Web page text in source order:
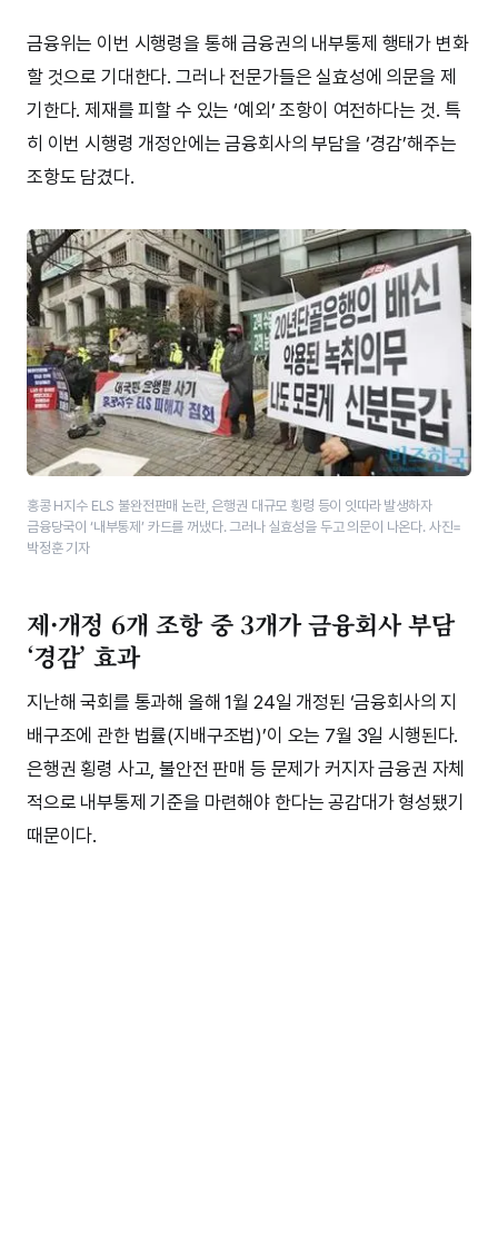
금융위는 이번 시행령을 통해 금융권의 내부통제 행태가 변화
할 것으로 기대한다. 그러나 전문가들은 실효성에 의문을 제
기한다. 제재를 피할 수 있는 ‘예외’ 조항이 여전하다는 것. 특
히 이번 시행령 개정안에는 금융회사의 부담을 ‘경감’해주는
조항도 담겼다.
홍콩 H지수 ELS 불완전판매 논란, 은행권 대규모 횡령 등이 잇따라 발생하자
금융당국이 ‘내부통제’ 카드를 꺼냈다.​ 그러나 실효성을 두고 의문이 나온다. 사진=
박정훈 기자
제·개정 6개 조항 중 3개가 금융회사 부담
‘경감’ 효과
지난해 국회를 통과해 올해 1월 24일 개정된 ‘금융회사의 지
배구조에 관한 법률(지배구조법)’이 오는 7월 3일 시행된다.
은행권 횡령 사고, 불안전 판매 등 문제가 커지자 금융권 자체
적으로 내부통제 기준을 마련해야 한다는 공감대가 형성됐기
때문이다.